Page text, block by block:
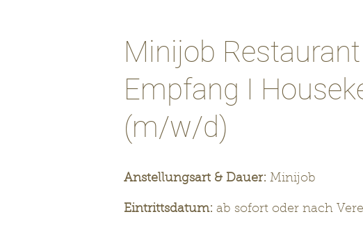
Minijob Restaurant
Empfang I
(m/w/d)
Anstellungsart & Dauer: Minijob
Eintrittsdatum: ab sofort oder nach